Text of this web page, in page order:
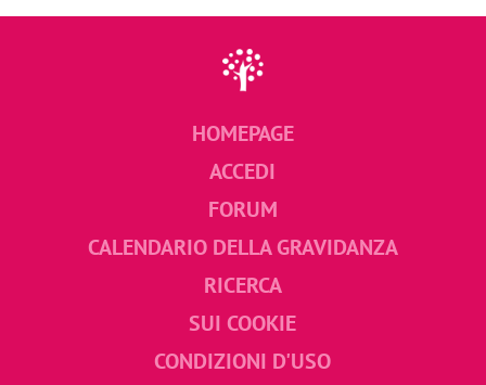
HOMEPAGE
ACCEDI
FORUM
CALENDARIO DELLA GRAVIDANZA
RICERCA
SUI COOKIE
CONDIZIONI D'USO